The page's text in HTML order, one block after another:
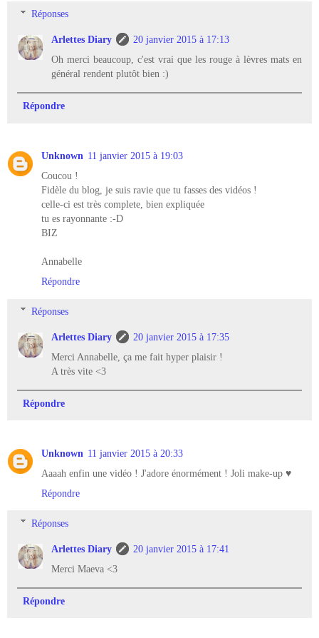
Réponses
Arlettes Diary
20 janvier 2015 à 17:13
Oh merci beaucoup, c'est vrai que les rouge à lèvres mats en
général rendent plutôt bien :)
Répondre
Unknown 11 janvier 2015 à 19:03
Coucou !
Fidèle du blog, je suis ravie que tu fasses des vidéos !
celle-ci est très complete, bien expliquée
tu es rayonnante :-D
BIZ
Annabelle
Répondre
Réponses
Arlettes Diary
20 janvier 2015 à 17:35
Merci Annabelle, ça me fait hyper plaisir !
A très vite <3
Répondre
Unknown 11 janvier 2015 à 20:33
Aaaah enfin une vidéo ! J'adore énormément ! Joli make-up ♥
Répondre
Réponses
Arlettes Diary
20 janvier 2015 à 17:41
Merci Maeva <3
Répondre